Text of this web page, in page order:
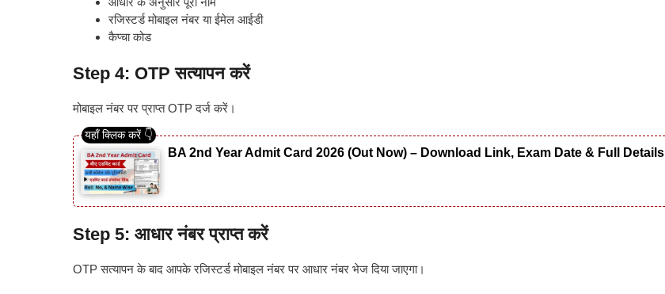
रजिस्टर्ड मोबाइल नंबर या ईमेल आईडी
कैप्चा कोड
Step 4: OTP सत्यापन करें
मोबाइल नंबर पर प्राप्त OTP दर्ज करें।
BA 2nd Year Admit Card 2026 (Out Now) – Download Link, Exam Date & Full Details
Step 5: आधार नंबर प्राप्त करें
OTP सत्यापन के बाद आपके रजिस्टर्ड मोबाइल नंबर पर आधार नंबर भेज दिया जाएगा।